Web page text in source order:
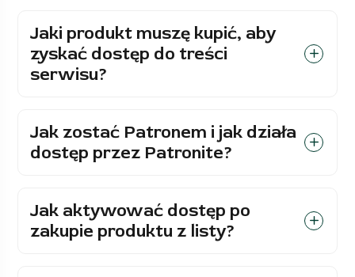
Jaki produkt muszę kupić, aby
zyskać dostęp do treści
serwisu?
Jak zostać Patronem i jak działa
dostęp przez Patronite?
Jak aktywować dostęp po
zakupie produktu z listy?